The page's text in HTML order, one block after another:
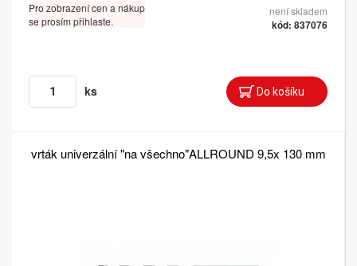
Pro zobrazení cen a nákup
se prosím přihlaste.
není skladem
kód: 837076
ks
vrták univerzální "na všechno"ALLROUND 9,5x 130 mm